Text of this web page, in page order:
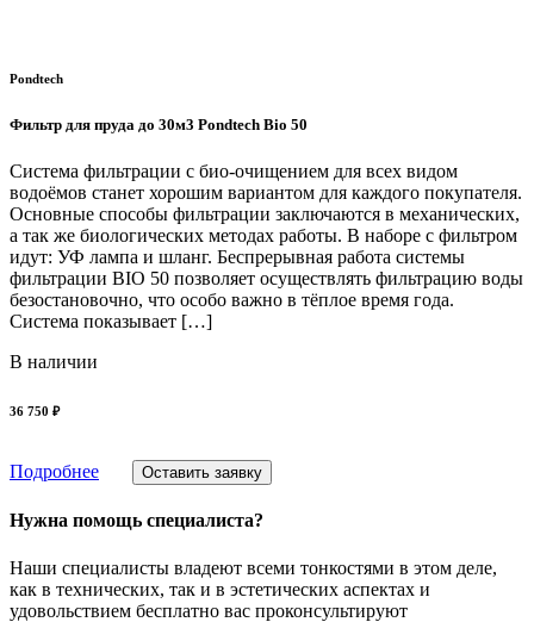
Pondtech
Фильтр для пруда до 30м3 Pondtech Bio 50
Система фильтрации с био-очищением для всех видом
водоёмов станет хорошим вариантом для каждого покупателя.
Основные способы фильтрации заключаются в механических,
а так же биологических методах работы. В наборе с фильтром
идут: УФ лампа и шланг. Беспрерывная работа системы
фильтрации BIO 50 позволяет осуществлять фильтрацию воды
безостановочно, что особо важно в тёплое время года.
Система показывает […]
В наличии
36 750 ₽
Подробнее Оставить заявку
Нужна помощь специалиста?
Наши специалисты владеют всеми тонкостями в этом деле,
как в технических, так и в эстетических аспектах и
удовольствием бесплатно вас проконсультируют